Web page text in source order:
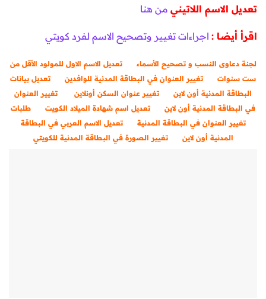
تعديل الاسم اللاتيني من هنا
اقرأ أيضا : اجراءات تغيير وتصحيح الاسم لفرد كويتي
لجنة دعاوى النسب و تصحيح الأسماء
تعديل الاسم الاول للمولود الأقل من
ست سنوات
تغيير العنوان في البطاقة المدنية للوافدين
تعديل بيانات
البطاقة المدنية أون لاين
تغيير عنوان السكن أونلاين
تغيير العنوان
في البطاقة المدنية أون لاين
تعديل اسم شهادة الميلاد الكويت
طلبات
تغيير العنوان في البطاقة المدنية
تعديل الاسم العربي في البطاقة
المدنية أون لاين
تغيير الصورة في البطاقة المدنية للكويتي